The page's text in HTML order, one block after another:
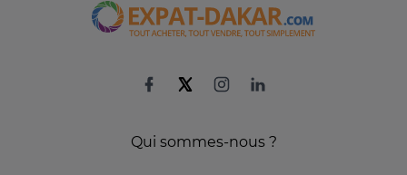
Qui sommes-nous ?